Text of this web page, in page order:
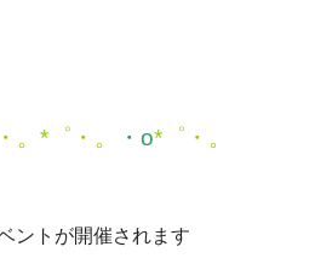
。*゜・。 ・o*゜・。
ントが開催されます